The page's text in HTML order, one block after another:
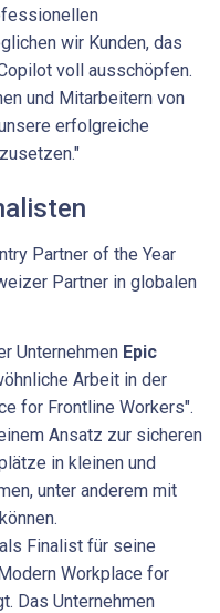
wir Kunden, das
voll ausschöpfen.
und Mitarbeitern von
erfolgreiche
Partner of the Year
Partner in globalen
Unternehmen Epic
Arbeit in der
for Frontline Workers".
Ansatz zur sicheren
in kleinen und
unter anderem mit
Finalist für seine
Workplace for
Das Unternehmen